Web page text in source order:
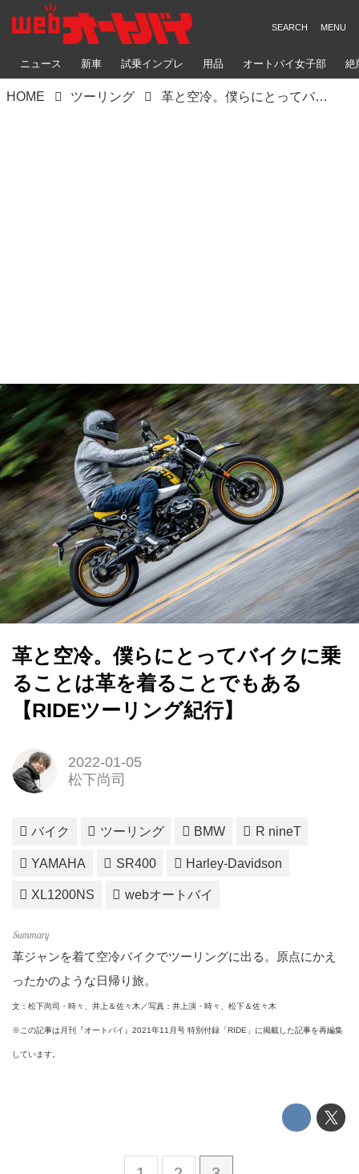
ニュース 新車 試乗インプレ 用品 オートバイ女子部 絶
HOME ツーリング 革と空冷。僕らにとってバイクに乗ることは革を着ることでもある【RIDEツーリング紀行】
革と空冷。僕らにとってバイクに乗
ることは革を着ることでもある
【RIDEツーリング紀行】
2022-01-05
松下尚司
バイク ツーリング BMW R nineT
YAMAHA SR400 Harley-Davidson
XL1200NS webオートバイ
革ジャンを着て空冷バイクでツーリングに出る。原点にかえ
ったかのような日帰り旅。
文：松下尚司・時々、井上＆佐々木／写真：井上演・時々、松下＆佐々木
※この記事は月刊『オートバイ』2021年11月号 特別付録「RIDE」に掲載した記事を再編集
しています。